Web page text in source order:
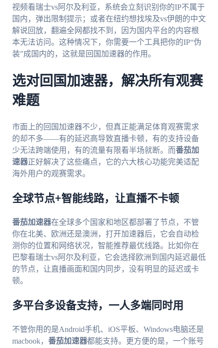
视频看瑞士vs阿尔及利亚，系统会立刻识别你的IP不属于
国内，弹出限制提示；或者在纽约想找埃及vs伊朗的中文
解说回放，翻遍全网都找不到，因为国内平台的内容根
本无法访问。这种情况下，你需要一个工具把你的IP“伪
装”成国内的，这就是回国加速器的作用。
选对回国加速器，解决所有观赛
难题
市面上的回国加速器不少，但真正能满足体育观赛需求
的却不多——有的延迟高导致直播卡顿，有的支持设备
少无法跨端使用，有的流量有限看半场就断。而番茄加
速器正好解决了这些痛点，它的六大核心功能完美适配
海外用户的观赛需求。
全球节点+智能线路，让直播不卡顿
番茄加速器在全球多个国家和地区都部署了节点，不管
你在北美、欧洲还是澳洲，打开加速器后，它会自动检
测你的位置和网络状况，智能推荐最优线路。比如你在
巴黎看瑞士vs阿尔及利亚，它会选择欧洲到国内延迟最低
的节点，让直播画面和国内同步，没有明显的延迟或卡
顿。
多平台多设备支持，一人多端同时用
不管你用的是Android手机、iOS平板、Windows电脑还是
macbook， 番茄加速器都能支持。更方便的是，一个账号